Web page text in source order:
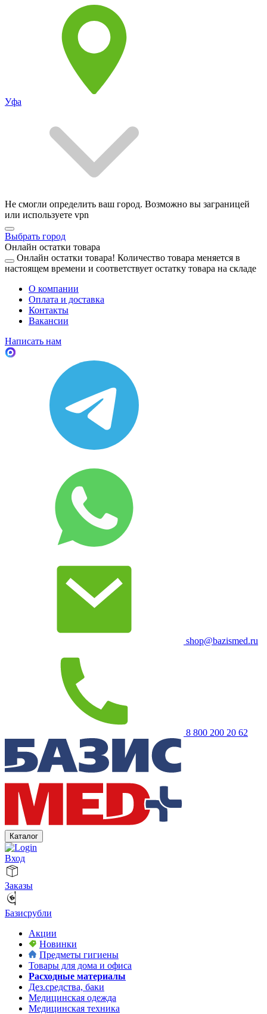
Уфа
Не смогли определить ваш город. Возможно вы заграницей
или используете vpn
Выбрать город
Онлайн остатки товара
Онлайн остатки товара! Количество товара меняется в
настоящем времени и соответствует остатку товара на складе
О компании
Оплата и доставка
Контакты
Вакансии
Написать нам
shop@bazismed.ru
8 800 200 20 62
Каталог
Вход
Заказы
Базисрубли
Акции
Новинки
Предметы гигиены
Товары для дома и офиса
Расходные материалы
Дез.средства, баки
Медицинская одежда
Медицинская техника